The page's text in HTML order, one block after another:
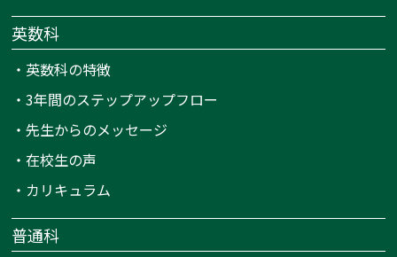
英数科
・ 英数科の特徴
・3年間のステップアップフロー
・先生からのメッセージ
・在校生の声
・ カリキュラム
普通科